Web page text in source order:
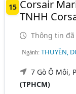
15 Corsair
TNHH
Thông tin
Ngành:THUYỀN,
7 Gò Ô Môi,
(TPHCM)